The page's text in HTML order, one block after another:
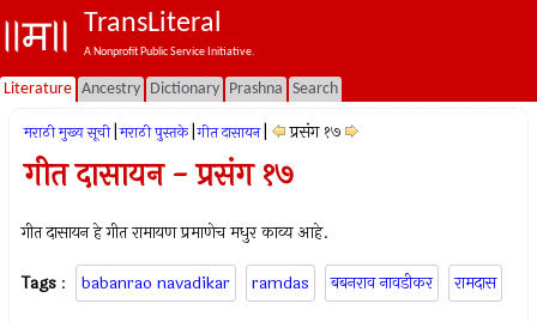
TransLiteral
A Nonprofit Public Service Initiative.
Literature Ancestry Dictionary Prashna Search
मराठी मुख्य सूची मराठी पुस्तके गीत दासायन प्रसंग १७
गीत दासायन - प्रसंग १७
गीत दासायन हे गीत रामायण प्रमाणेच मधुर काव्य आहे.
Tags : babanrao navadikar ramdas बबनराव नावडीकर रामदास